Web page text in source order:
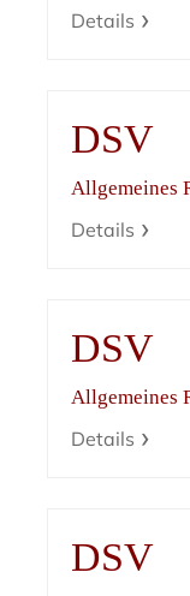
Details
DSV
Allgemeines
Details
DSV
Allgemeines
Details
DSV